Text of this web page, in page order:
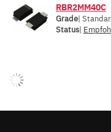
RBR2MM40C
Grade|
Status|